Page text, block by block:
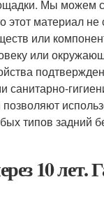
Мы можем
этот материал
или
или
санитарно-
типов задний
10 лет.